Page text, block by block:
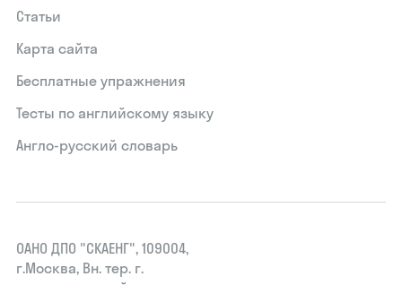
Статьи
Карта сайта
Бесплатные упражнения
Тесты по английскому языку
Англо-русский словарь
ОАНО ДПО "СКАЕНГ", 109004,
г.Москва, Вн. тер. г.